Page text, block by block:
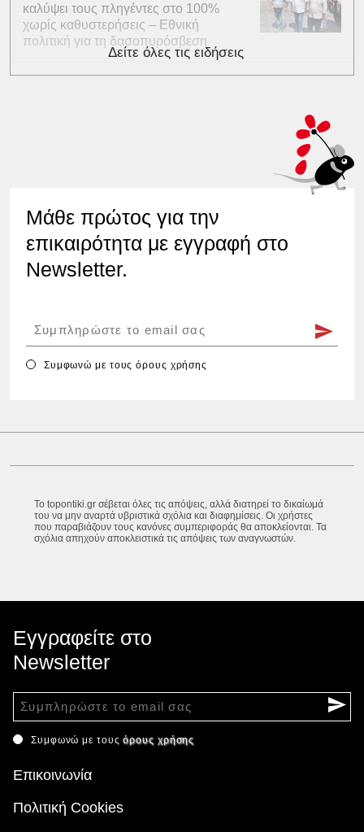
καλύψει τους πληγέντες στο 100%
χωρίς καθυστερήσεις – Εθνική
πολιτική για τη δασοπυρόσβεση
Δείτε όλες τις ειδήσεις
Μάθε πρώτος για την
επικαιρότητα με εγγραφή στο
Newsletter.
Συμφωνώ με τουςόρους χρήσης
Το topontiki.gr σέβεται όλες τις απόψεις, αλλά διατηρεί το δικαίωμά
του να μην αναρτά υβριστικά σχόλια και διαφημίσεις. Οι χρήστες
που παραβιάζουν τους κανόνες συμπεριφοράς θα αποκλείονται. Τα
σχόλια απηχούν αποκλειστικά τις απόψεις των αναγνωστών.
Εγγραφείτε στο
Newsletter
Συμφωνώ με τουςόρους χρήσης
Επικοινωνία
Πολιτική Cookies